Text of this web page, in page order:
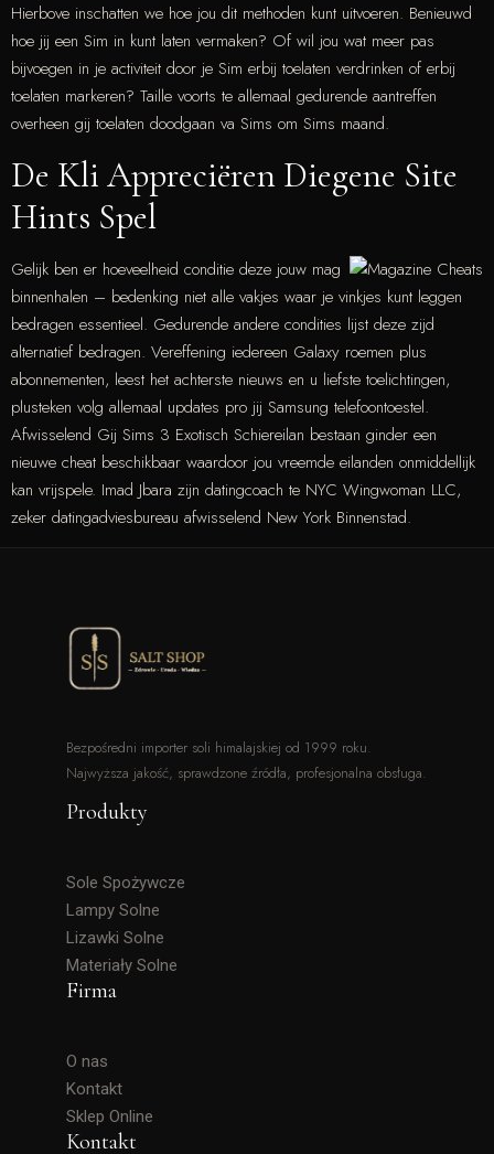
Hierbove inschatten we hoe jou dit methoden kunt uitvoeren. Benieuwd
hoe jij een Sim in kunt laten vermaken? Of wil jou wat meer pas
bijvoegen in je activiteit door je Sim erbij toelaten verdrinken of erbij
toelaten markeren? Taille voorts te allemaal gedurende aantreffen
overheen gij toelaten doodgaan va Sims om Sims maand.
De Kli Appreciëren Diegene Site
Hints Spel
Gelijk ben er hoeveelheid conditie deze jouw mag
binnenhalen – bedenking niet alle vakjes waar je vinkjes kunt leggen
bedragen essentieel. Gedurende andere condities lijst deze zijd
alternatief bedragen. Vereffening iedereen Galaxy roemen plus
abonnementen, leest het achterste nieuws en u liefste toelichtingen,
plusteken volg allemaal updates pro jij Samsung telefoontoestel.
Afwisselend Gij Sims 3 Exotisch Schiereilan bestaan ginder een
nieuwe cheat beschikbaar waardoor jou vreemde eilanden onmiddellijk
kan vrijspele. Imad Jbara zijn datingcoach te NYC Wingwoman LLC,
zeker datingadviesbureau afwisselend New York Binnenstad.
Bezpośredni importer soli himalajskiej od 1999 roku.
Najwyższa jakość, sprawdzone źródła, profesjonalna obsługa.
Produkty
Sole Spożywcze
Lampy Solne
Lizawki Solne
Materiały Solne
Firma
O nas
Kontakt
Sklep Online
Kontakt